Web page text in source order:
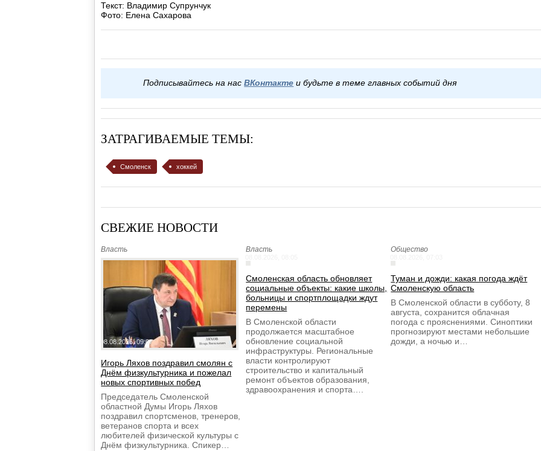
Текст: Владимир Супрунчук
Фото: Елена Сахарова
Подписывайтесь на насВКонтакте и будьте в теме главных событий дня
ЗАТРАГИВАЕМЫЕ ТЕМЫ:
Смоленск хоккей
СВЕЖИЕ НОВОСТИ
Власть
08.08.2026, 09:07
Игорь Ляхов поздравил смолян с
Днём физкультурника и пожелал
новых спортивных побед
Председатель Смоленской
областной Думы Игорь Ляхов
поздравил спортсменов, тренеров,
ветеранов спорта и всех
любителей физической культуры с
Днём физкультурника. Спикер…
Власть
Смоленская область обновляет
социальные объекты: какие школы,
больницы и спортплощадки ждут
перемены
В Смоленской области
продолжается масштабное
обновление социальной
инфраструктуры. Региональные
власти контролируют
строительство и капитальный
ремонт объектов образования,
здравоохранения и спорта….
Общество
Туман и дожди: какая погода ждёт
Смоленскую область
В Смоленской области в субботу, 8
августа, сохранится облачная
погода с прояснениями. Синоптики
прогнозируют местами небольшие
дожди, а ночью и…